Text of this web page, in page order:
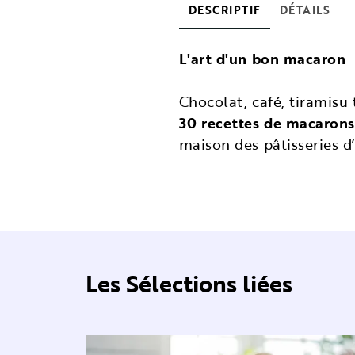
DESCRIPTIF DÉTAILS
L'art d'un bon macaron
Chocolat, café, tiramisu
30 recettes de macarons
maison des pâtisseries
Les Sélections liées